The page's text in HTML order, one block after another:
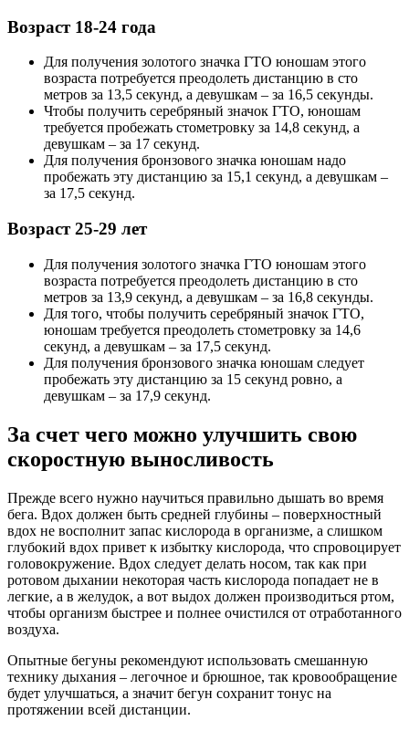
Возраст 18-24 года
Для получения золотого значка ГТО юношам этого
возраста потребуется преодолеть дистанцию в сто
метров за 13,5 секунд, а девушкам – за 16,5 секунды.
Чтобы получить серебряный значок ГТО, юношам
требуется пробежать стометровку за 14,8 секунд, а
девушкам – за 17 секунд.
Для получения бронзового значка юношам надо
пробежать эту дистанцию за 15,1 секунд, а девушкам –
за 17,5 секунд.
Возраст 25-29 лет
Для получения золотого значка ГТО юношам этого
возраста потребуется преодолеть дистанцию в сто
метров за 13,9 секунд, а девушкам – за 16,8 секунды.
Для того, чтобы получить серебряный значок ГТО,
юношам требуется преодолеть стометровку за 14,6
секунд, а девушкам – за 17,5 секунд.
Для получения бронзового значка юношам следует
пробежать эту дистанцию за 15 секунд ровно, а
девушкам – за 17,9 секунд.
За счет чего можно улучшить свою
скоростную выносливость
Прежде всего нужно научиться правильно дышать во время
бега. Вдох должен быть средней глубины – поверхностный
вдох не восполнит запас кислорода в организме, а слишком
глубокий вдох привет к избытку кислорода, что спровоцирует
головокружение. Вдох следует делать носом, так как при
ротовом дыхании некоторая часть кислорода попадает не в
легкие, а в желудок, а вот выдох должен производиться ртом,
чтобы организм быстрее и полнее очистился от отработанного
воздуха.
Опытные бегуны рекомендуют использовать смешанную
технику дыхания – легочное и брюшное, так кровообращение
будет улучшаться, а значит бегун сохранит тонус на
протяжении всей дистанции.